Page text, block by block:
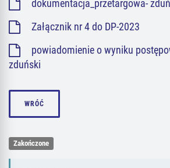
dokumentacja_przetargowa-
Załącznik nr 4 do DP-2023
powiadomienie o wyniku
zduński
WRÓĆ
Zakończone